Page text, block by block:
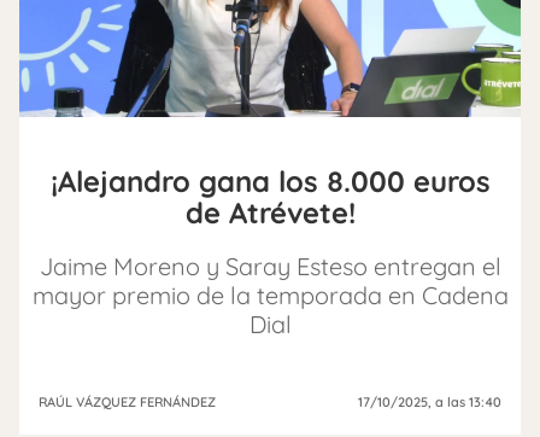
¡Alejandro gana los 8.000 euros
de Atrévete!
Jaime Moreno y Saray Esteso entregan el
mayor premio de la temporada en Cadena
Dial
RAÚL VÁZQUEZ FERNÁNDEZ 17/10/2025 , a las 13:40